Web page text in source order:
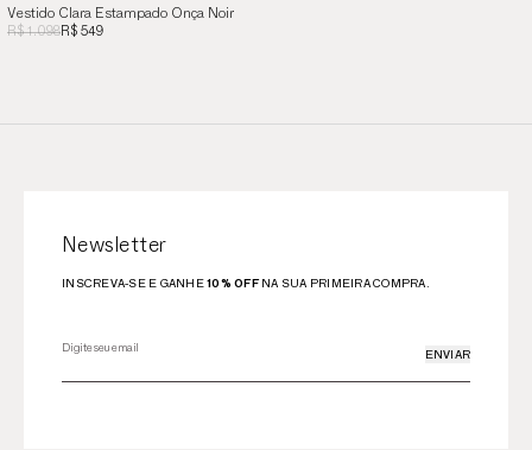
Vestido Clara Estampado Onça Noir
R$ 1.098R$ 549
Newsletter
INSCREVA-SE E GANHE10% OFFNA SUA PRIMEIRA COMPRA.
ENVIAR